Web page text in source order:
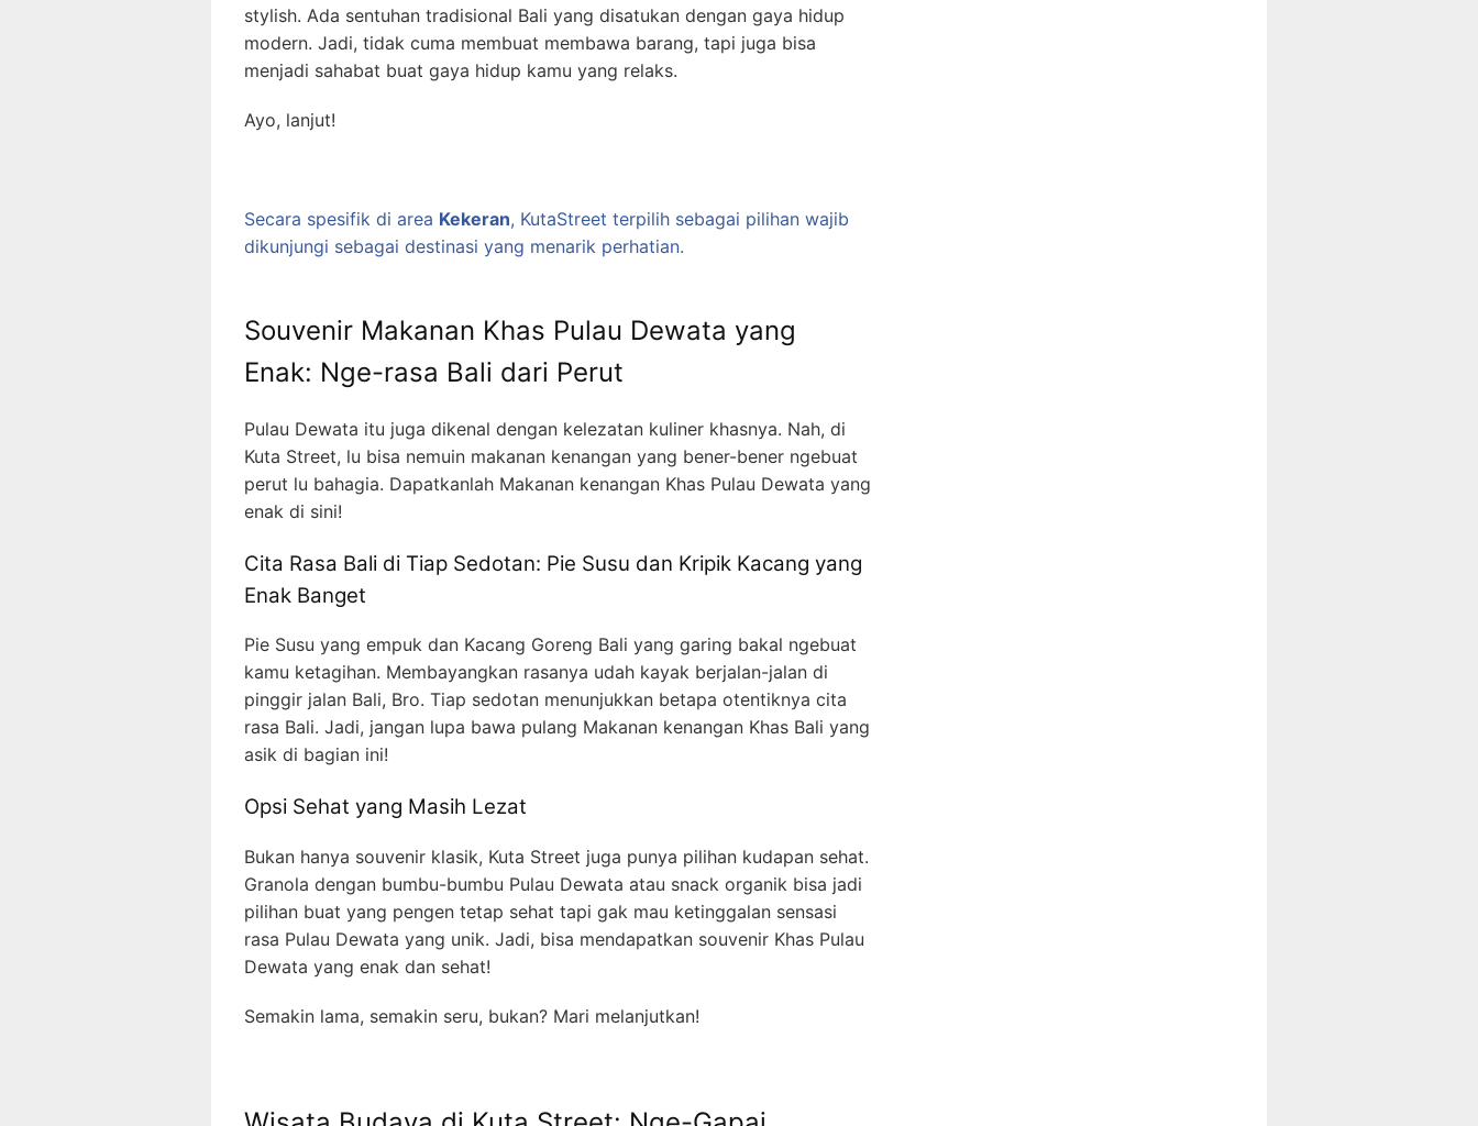
stylish. Ada sentuhan tradisional Bali yang disatukan dengan gaya hidup
modern. Jadi, tidak cuma membuat membawa barang, tapi juga bisa
menjadi sahabat buat gaya hidup kamu yang relaks.
Ayo, lanjut!
Secara spesifik di area Kekeran, KutaStreet terpilih sebagai pilihan wajib
dikunjungi sebagai destinasi yang menarik perhatian.
Souvenir Makanan Khas Pulau Dewata yang
Enak: Nge-rasa Bali dari Perut
Pulau Dewata itu juga dikenal dengan kelezatan kuliner khasnya. Nah, di
Kuta Street, lu bisa nemuin makanan kenangan yang bener-bener ngebuat
perut lu bahagia. Dapatkanlah Makanan kenangan Khas Pulau Dewata yang
enak di sini!
Cita Rasa Bali di Tiap Sedotan: Pie Susu dan Kripik Kacang yang
Enak Banget
Pie Susu yang empuk dan Kacang Goreng Bali yang garing bakal ngebuat
kamu ketagihan. Membayangkan rasanya udah kayak berjalan-jalan di
pinggir jalan Bali, Bro. Tiap sedotan menunjukkan betapa otentiknya cita
rasa Bali. Jadi, jangan lupa bawa pulang Makanan kenangan Khas Bali yang
asik di bagian ini!
Opsi Sehat yang Masih Lezat
Bukan hanya souvenir klasik, Kuta Street juga punya pilihan kudapan sehat.
Granola dengan bumbu-bumbu Pulau Dewata atau snack organik bisa jadi
pilihan buat yang pengen tetap sehat tapi gak mau ketinggalan sensasi
rasa Pulau Dewata yang unik. Jadi, bisa mendapatkan souvenir Khas Pulau
Dewata yang enak dan sehat!
Semakin lama, semakin seru, bukan? Mari melanjutkan!